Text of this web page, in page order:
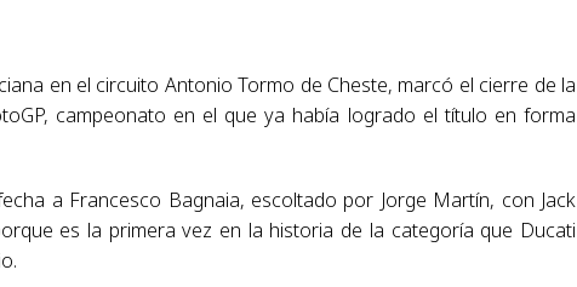
en el circuito Antonio Tormo de Cheste, marcó el cierre de la
campeonato en el que ya había logrado el título en forma
a Francesco Bagnaia, escoltado por Jorge Martín, con Jack
es la primera vez en la historia de la categoría que Ducati